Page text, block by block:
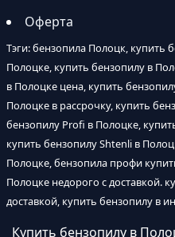
Оферта
Тэги: бензопила Полоцк, купить
Полоцке, купить бензопилу в
в Полоцке цена, купить
Полоцке в рассрочку, купить
бензопилу Profi в Полоцке,
купить бензопилу Shtenli в
Полоцке, бензопила профи
Полоцке недорого с доставкой.
доставкой, купить бензопилу в
Купить бензопилу в